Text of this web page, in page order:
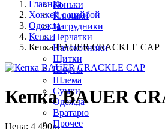
Коньки
Клюшки
Нагрудники
Перчатки
Налокотники
Щитки
Шорты
Шлема
Сумки
Одежда
Вратарю
Прочее
Главная
Хоккей с шайбой
Одежда
Кепки
Кепка BAUER CRACKLE CAP
Кепка BAUER
Цена: 4 490р.